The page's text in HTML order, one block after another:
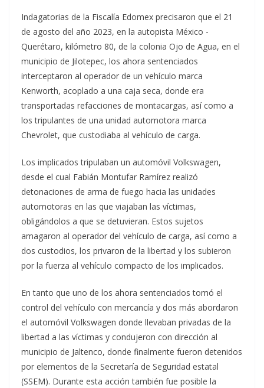
Indagatorias de la Fiscalía Edomex precisaron que el 21
de agosto del año 2023, en la autopista México -
Querétaro, kilómetro 80, de la colonia Ojo de Agua, en el
municipio de Jilotepec, los ahora sentenciados
interceptaron al operador de un vehículo marca
Kenworth, acoplado a una caja seca, donde era
transportadas refacciones de montacargas, así como a
los tripulantes de una unidad automotora marca
Chevrolet, que custodiaba al vehículo de carga.
Los implicados tripulaban un automóvil Volkswagen,
desde el cual Fabián Montufar Ramírez realizó
detonaciones de arma de fuego hacia las unidades
automotoras en las que viajaban las víctimas,
obligándolos a que se detuvieran. Estos sujetos
amagaron al operador del vehículo de carga, así como a
dos custodios, los privaron de la libertad y los subieron
por la fuerza al vehículo compacto de los implicados.
En tanto que uno de los ahora sentenciados tomó el
control del vehículo con mercancía y dos más abordaron
el automóvil Volkswagen donde llevaban privadas de la
libertad a las víctimas y condujeron con dirección al
municipio de Jaltenco, donde finalmente fueron detenidos
por elementos de la Secretaría de Seguridad estatal
(SSEM). Durante esta acción también fue posible la